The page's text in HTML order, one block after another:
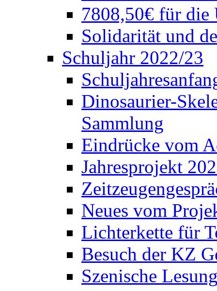
7808,50€ für die
Solidarität und
Schuljahr 2022/23
Dinosaurier-
Sammlung
Eindrücke vom
Jahresprojekt
Neues vom
Lichterkette für
Besuch der KZ
Szenische